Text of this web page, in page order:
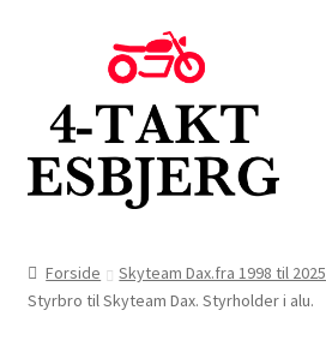
navigation
indhold
Butik
Forside Skyteam Dax.fra 1998 til 2025
Styrbro til Skyteam Dax. Styrholder i alu.